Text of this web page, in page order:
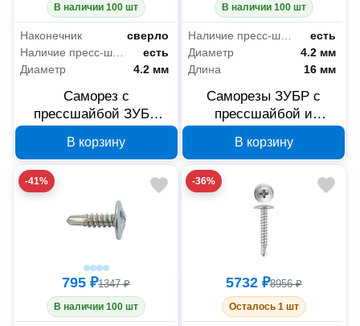
В наличии 100 шт
Наконечник
сверло
есть
Диаметр
4.2 мм
Саморез с
прессшайбой ЗУБР
300211-42-025
В корзину
В наличии 100 шт
Наличие пресс-шайбы
есть
Диаметр
4.2 мм
Длина
16 мм
Саморезы ЗУБР с
прессшайбой и
металлу 4,2x16 мм,
PH2, 500 шт, 4-300211-
42-016
В корзину
-41%
795 ₽1347 ₽
В наличии 100 шт
-36%
5732 ₽8956 ₽
Осталось 1 шт